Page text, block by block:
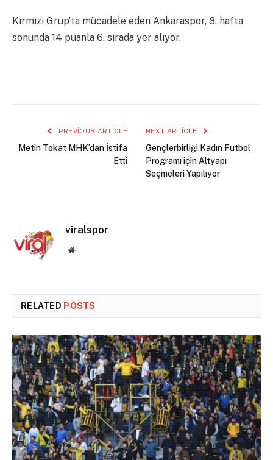
Kırmızı Grup’ta mücadele eden Ankaraspor, 8. hafta
sonunda 14 puanla 6. sırada yer alıyor.
PREVIOUS ARTICLE
Metin Tokat MHK’dan İstifa
Etti
NEXT ARTICLE
Gençlerbirliği Kadın Futbol
Programı için Altyapı
Seçmeleri Yapılıyor
viralspor
Website
RELATED POSTS